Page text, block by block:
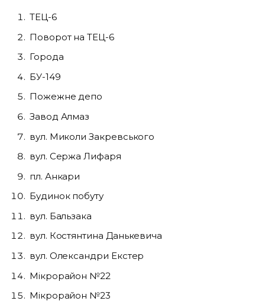
ТЕЦ-6
Поворот на ТЕЦ-6
Города
БУ-149
Пожежне депо
Завод Алмаз
вул. Миколи Закревського
вул. Сержа Лифаря
пл. Анкари
Будинок побуту
вул. Бальзака
вул. Костянтина Данькевича
вул. Олександри Екстер
Мікрорайон №22
Мікрорайон №23